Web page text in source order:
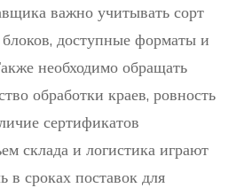
важно учитывать сорт
доступные форматы и
необходимо обращать
обработки краев, ровность
сертификатов
склада и логистика играют
в сроках поставок для